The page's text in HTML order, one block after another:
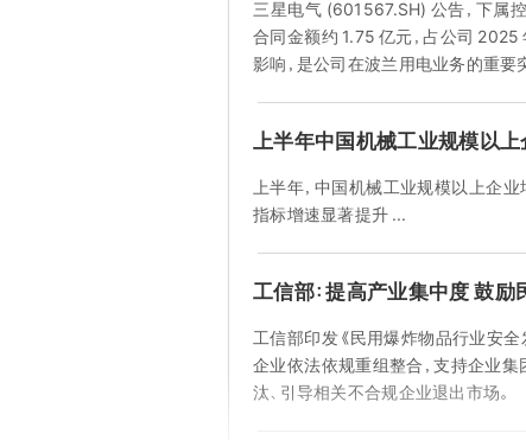
三星电气 (601567.SH) 公告，下属
合同金额约 1.75 亿元，占公司
影响，是公司在波兰用电业务的重要
上半年中国机械工业规模以
上半年，中国机械工业规模以上企
指标增速显著提升 ...
工信部：提高产业集中度 鼓
工信部印发《民用爆炸物品行业安全
企业依法依规重组整合，支持企业集
汰、引导相关不合规企业退出市场。